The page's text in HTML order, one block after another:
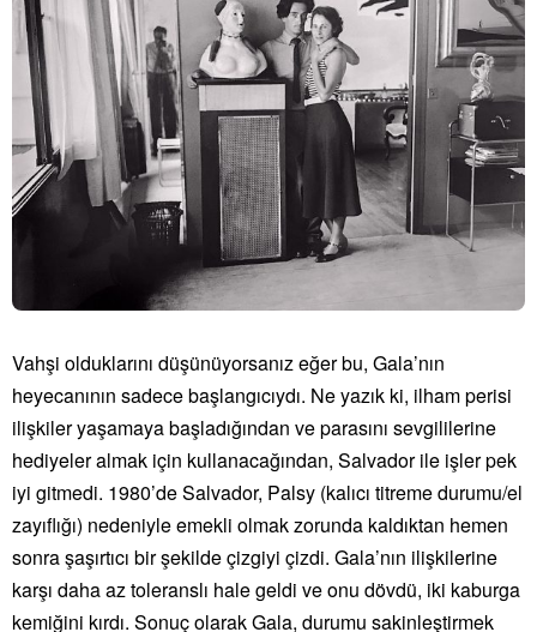
Vahşi olduklarını düşünüyorsanız eğer bu, Gala’nın
heyecanının sadece başlangıcıydı. Ne yazık ki, ilham perisi
ilişkiler yaşamaya başladığından ve parasını sevgililerine
hediyeler almak için kullanacağından, Salvador ile işler pek
iyi gitmedi. 1980’de Salvador, Palsy (kalıcı titreme durumu/el
zayıflığı) nedeniyle emekli olmak zorunda kaldıktan hemen
sonra şaşırtıcı bir şekilde çizgiyi çizdi. Gala’nın ilişkilerine
karşı daha az toleranslı hale geldi ve onu dövdü, iki kaburga
kemiğini kırdı. Sonuç olarak Gala, durumu sakinleştirmek